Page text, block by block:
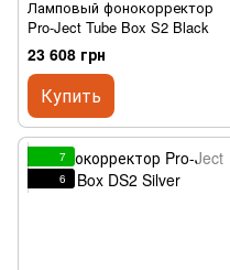
Ламповый фонокорректор
Pro-Ject Tube Box S2 Black
23 608 грн
Купить
7
6